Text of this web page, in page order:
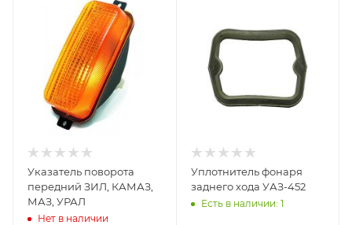
Указатель поворота
передний ЗИЛ, КАМАЗ,
МАЗ, УРАЛ
Нет в наличии
Уплотнитель фонаря
заднего хода УАЗ-452
Есть в наличии: 1